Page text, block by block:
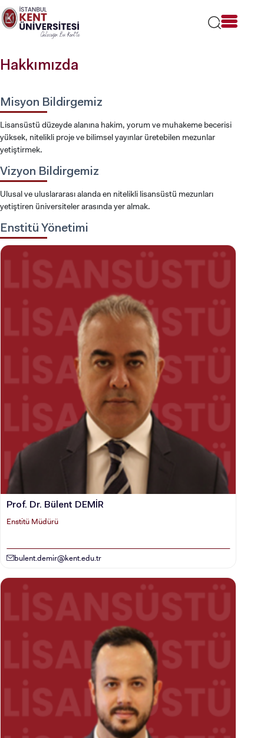
Lütfen
dikkat:
Bu
bir
içerir.
Hakkımızda
Misyon Bildirgemiz
Lisansüstü düzeyde alanına hakim, yorum ve muhakeme becerisi
yüksek, nitelikli proje ve bilimsel yayınlar üretebilen mezunlar
yetiştirmek.
Vizyon Bildirgemiz
Ulusal ve uluslararası alanda en nitelikli lisansüstü mezunları
yetiştiren üniversiteler arasında yer almak.
Enstitü Yönetimi
Prof. Dr. Bülent DEMİR
Enstitü Müdürü
bulent.demir@kent.edu.tr